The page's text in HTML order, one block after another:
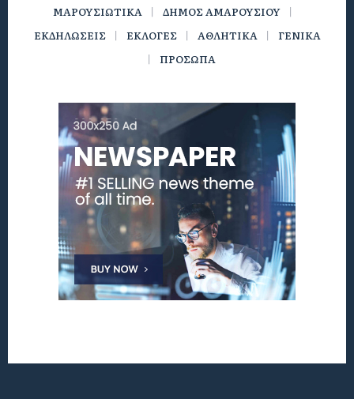
ΜΑΡΟΥΣΙΩΤΙΚΑ
ΔΗΜΟΣ ΑΜΑΡΟΥΣΙΟΥ
ΕΚΔΗΛΩΣΕΙΣ
ΕΚΛΟΓΕΣ ΑΘΛΗΤΙΚΑ
ΓΕΝΙΚΑ
ΠΡΟΣΩΠΑ